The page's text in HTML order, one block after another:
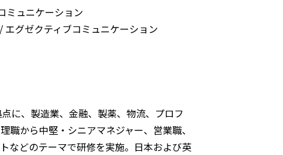
ミュニケーション
エグゼクティブコミュニケーション
に、製造業、金融、製薬、物流、プロフ
から中堅・シニアマネジャー、営業職、
などのテーマで研修を実施。日本および英